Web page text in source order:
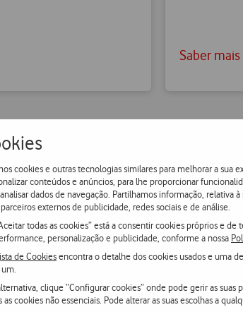
cookies e outras tecnologias similares para melhorar a sua
conteúdos e anúncios, para lhe proporcionar
dados de navegação. Partilhamos informação, relativa à
externos de publicidade, redes sociais e de análise.
todas as cookies” está a consentir cookies próprios e de
personalização e publicidade, conforme a nossa
de Cookiesencontra o detalhe dos cookies usados e uma
clique “Configurar cookies” onde pode gerir as suas
as cookies não essenciais. Pode alterar as suas escolhas a
Saber mais
razões para ser
Clientes tenham acesso à melhor rede
exclusivos.